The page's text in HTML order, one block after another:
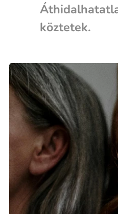
köztetek.